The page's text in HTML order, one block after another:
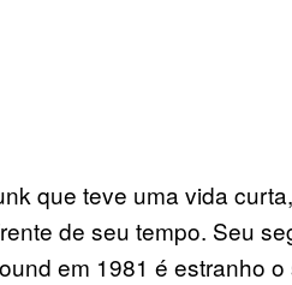
que teve uma vida
de seu tempo. Seu
em 1981 é estranho